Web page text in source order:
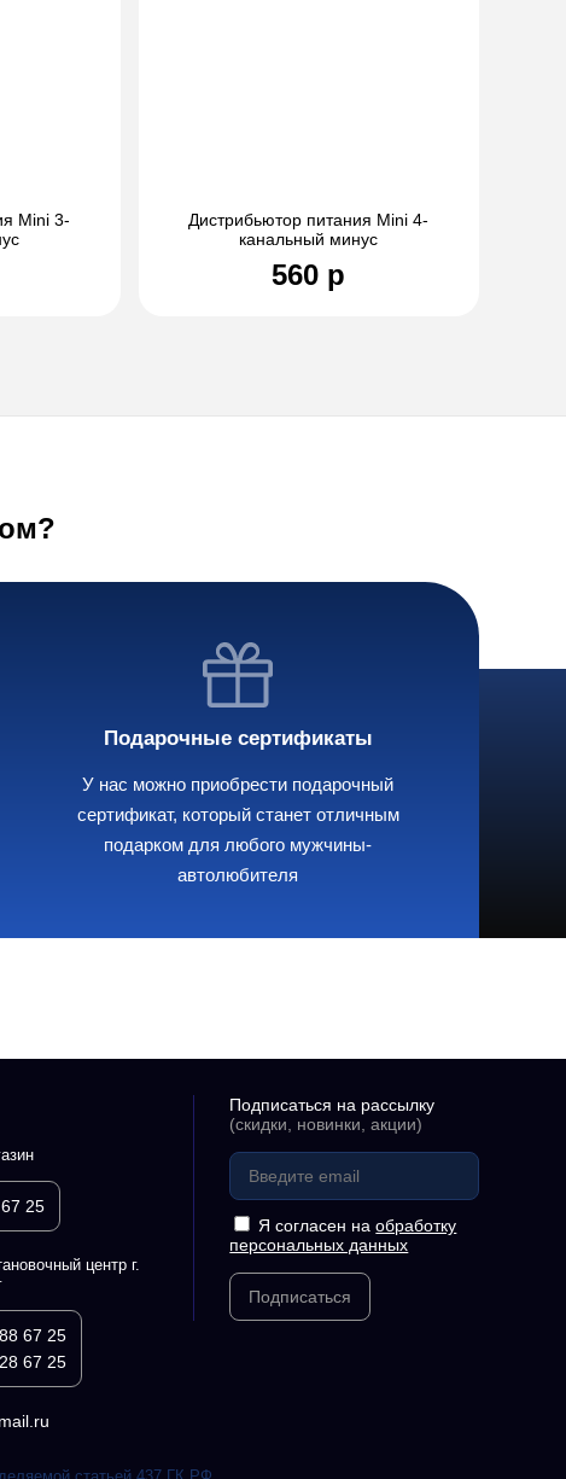
Mini 3-
Дистрибьютор питания Mini 4-
канальный минус
560 р
Подарочные сертификаты
У нас можно приобрести подарочный
сертификат, который станет отличным
подарком для любого мужчины-
автолюбителя
25
центр г.
67 25
67 25
Подписаться на рассылку
(скидки, новинки, акции)
Я согласен наобработку
персональных данных
Подписаться